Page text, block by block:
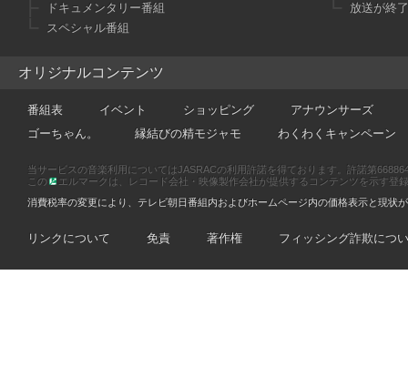
ドキュメンタリー番組
スペシャル番組
放送が終
オリジナルコンテンツ
番組表 イベント ショッピング
アナウンサーズ
ゴーちゃん。
縁結びの精モジャモ わくわくキャンペーン
当サービスの音楽利用についてはJASRACの利用許諾を得ております。許諾第
この
エルマークは、レコード会社・映像製作会社が提供するコンテンツを示す登
消費税率の変更により、テレビ朝日番組内およびホームページ内の価格表示と現状
リンクについて 免責 著作権 フィッシング詐欺につ